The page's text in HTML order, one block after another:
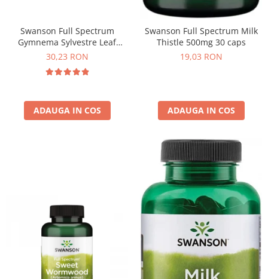
Swanson Full Spectrum
Gymnema Sylvestre Leaf
400mg 100 caps
30,23 RON
ADAUGA IN COS
Swanson Full Spectrum Milk
Thistle 500mg 30 caps
19,03 RON
ADAUGA IN COS